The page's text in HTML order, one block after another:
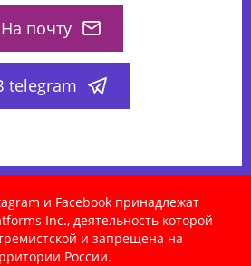
На почту
telegram
и Facebook принадлежат
Inc., деятельность которой
и запрещена на
России.